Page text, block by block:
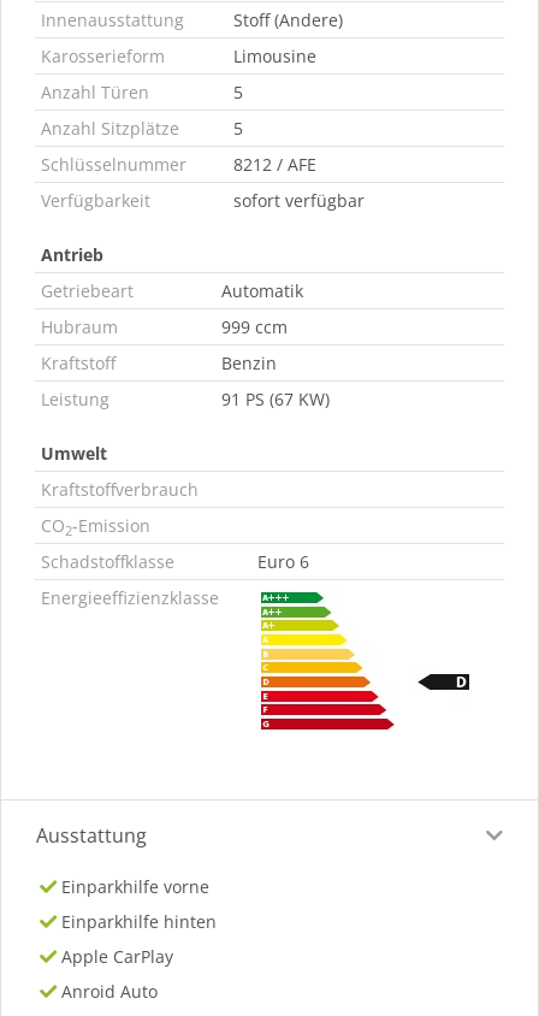
Innenausstattung
Stoff (Andere)
Karosserieform
Limousine
Anzahl Türen
5
Anzahl Sitzplätze
5
Schlüsselnummer
8212 / AFE
Verfügbarkeit
sofort verfügbar
Antrieb
Getriebeart
Automatik
Hubraum
999 ccm
Kraftstoff
Benzin
Leistung
91 PS (67 KW)
Umwelt
Kraftstoffverbrauch
CO2-Emission
Schadstoffklasse
Euro 6
Energieeffizienzklasse
Ausstattung
Einparkhilfe vorne
Einparkhilfe hinten
Apple CarPlay
Anroid Auto